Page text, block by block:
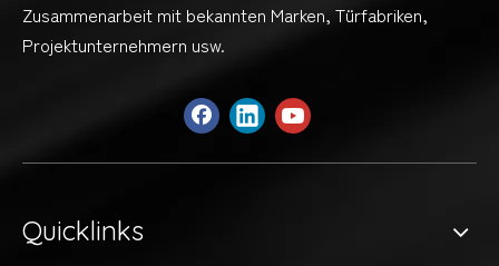
Zusammenarbeit mit bekannten Marken, Türfabriken,
Projektunternehmern usw.
Quicklinks